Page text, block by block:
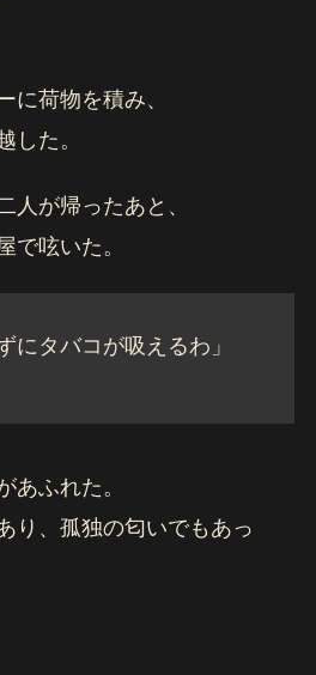
に荷物を積み、
した。
人が帰ったあと、
で呟いた。
にタバコが吸えるわ」
あふれた。
り、孤独の匂いでもあっ